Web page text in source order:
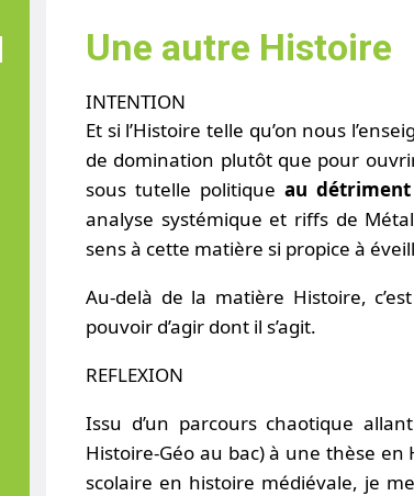
Une autre Histoire
INTENTION
Et si l’Histoire telle qu’on nous
de domination plutôt que pour
sous tutelle politique au
analyse systémique et riffs de
sens à cette matière si propice à
Au-delà de la matière Histoire,
pouvoir d’agir dont il s’agit.
REFLEXION
Issu d’un parcours chaotique
Histoire-Géo au bac) à une thèse
scolaire en histoire médiévale, je